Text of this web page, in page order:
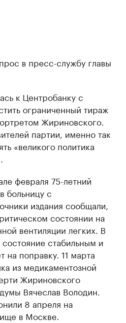
в пресс-службу главы
к Центробанку с
ограниченный тираж
Жириновского.
партии, именно так
«великого политика
февраля 75-летний
больницу с
издания сообщали,
состоянии на
вентиляции легких. В
стабильным и
на поправку. 11 марта
из медикаментозной
Жириновского
Вячеслав Володин.
8 апреля на
в Москве.